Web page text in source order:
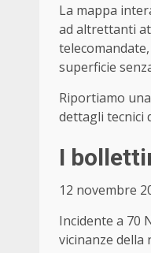
La mappa
ad altrettanti
superficie
Riportiamo
dettagli tecnici
I
12 novembre
Incidente a 70
vicinanze della